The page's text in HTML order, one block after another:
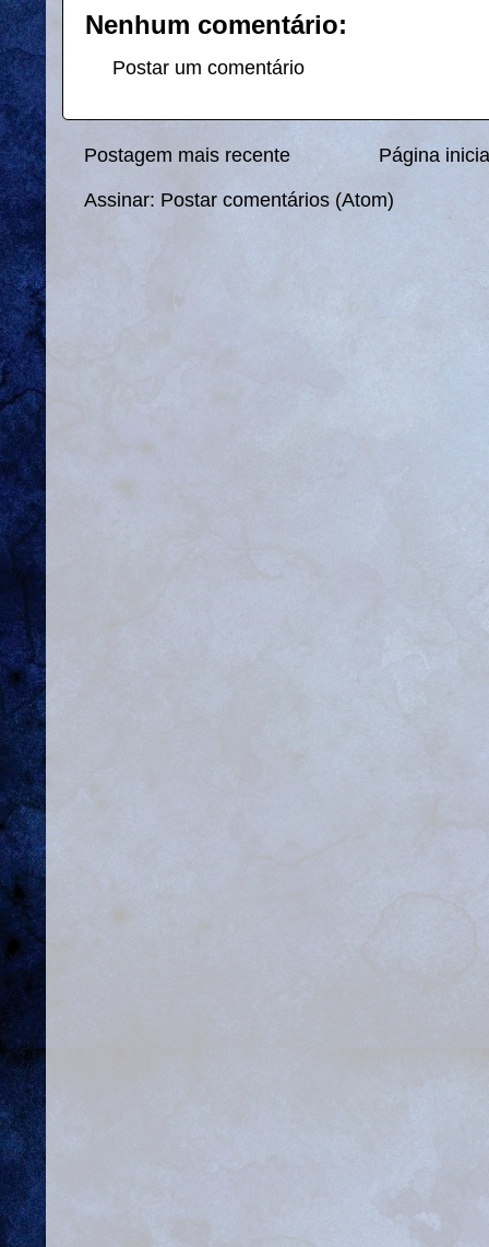
Nenhum comentário:
Postar um comentário
Postagem mais recente Página
Assinar: Postar comentários (Atom)